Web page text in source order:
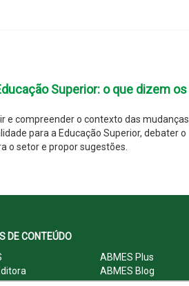
Superior: o que dizem os
e compreender o contexto das mudanças
para a Educação Superior, debater o
o setor e propor sugestões.
DE CONTEÚDO
ABMES Plus
ABMES Blog